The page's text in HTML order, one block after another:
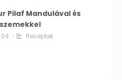
Pilaf Mandulával és
• Receptek